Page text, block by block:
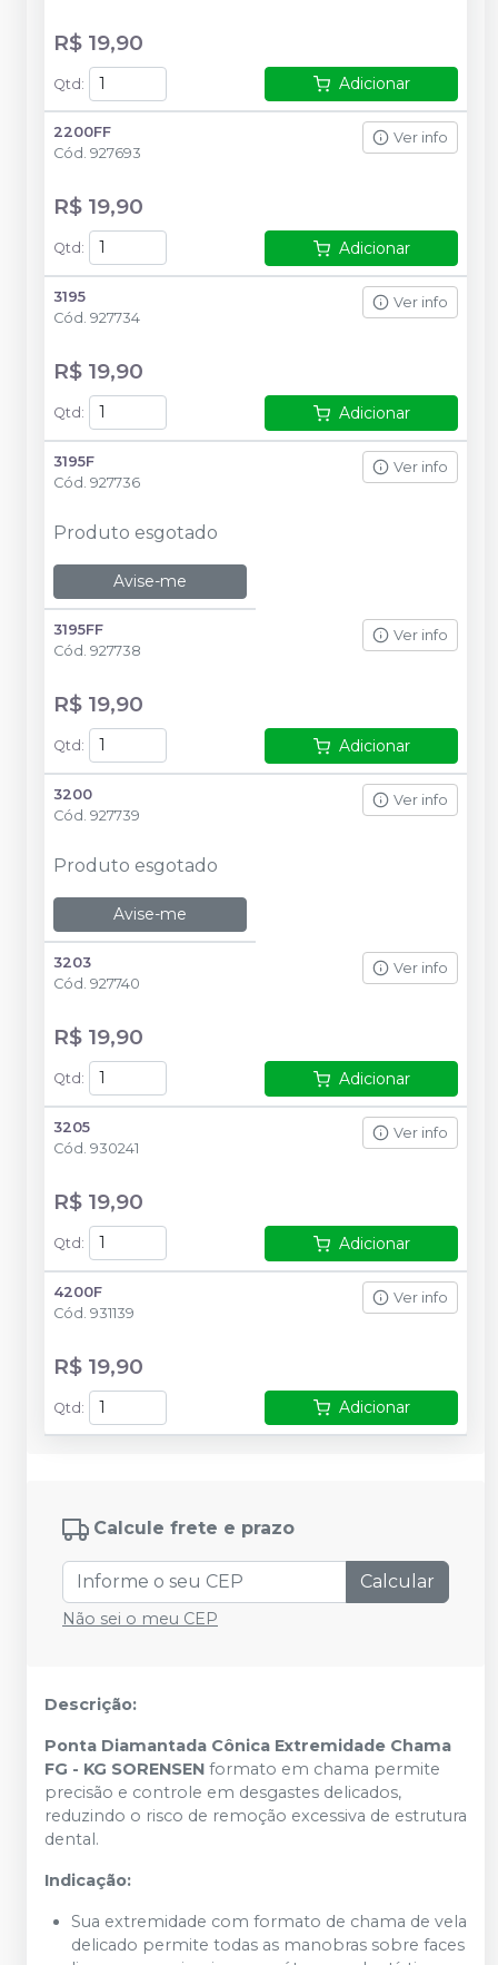
R$ 19,90
Qtd: Adicionar
2200FF
Cód. 927693
Ver info
R$ 19,90
Qtd : Adicionar
3195
Cód. 927734
Ver info
R$ 19,90
Qtd : Adicionar
3195F
Cód. 927736
Ver info
Produto esgotado
Avise-me
3195FF
Cód. 927738
Ver info
R$ 19,90
Qtd : Adicionar
3200
Cód. 927739
Ver info
Produto esgotado
Avise-me
3203
Cód. 927740
Ver info
R$ 19,90
Qtd : Adicionar
3205
Cód. 930241
Ver info
R$ 19,90
Qtd : Adicionar
4200F
Cód. 931139
Ver info
R$ 19,90
Qtd: Adicionar
Calcule frete e prazo
Calcular
Não sei o meu CEP
Descrição:
Ponta Diamantada Cônica Extremidade Chama
FG - KG SORENSEN formato em chama permite
precisão e controle em desgastes delicados,
reduzindo o risco de remoção excessiva de estrutura
dental.
Indicação:
Sua extremidade com formato de chama de vela
delicado permite todas as manobras sobre faces